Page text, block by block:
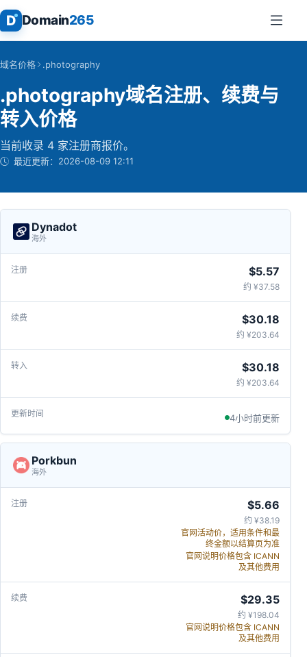
D Domain265
域名价格 .photography
.photography域名注册、续费与
转入价格
当前收录 4 家注册商报价。
最近更新： 2026-08-09 12:11
Dynadot
海外
$5.57
约 ¥37.58
$30.18
约 ¥203.64
$30.18
约 ¥203.64
4小时前更新
Porkbun
海外
$5.66
约 ¥38.19
官网活动价，适用条件和最
终金额以结算页为准
官网说明价格包含 ICANN
及其他费用
$29.35
约 ¥198.04
官网说明价格包含 ICANN
及其他费用